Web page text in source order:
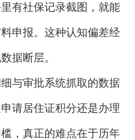
社保记录截图，就能
申报。这种认知偏差经
据断层。
审批系统抓取的数据
请居住证积分还是办理
，真正的难点在于历年